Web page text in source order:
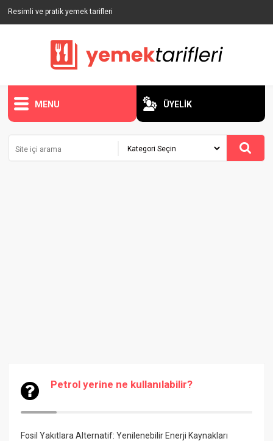
Resimli ve pratik yemek tarifleri
MENU ÜYELİK
Petrol yerine ne kullanılabilir?
Fosil Yakıtlara Alternatif: Yenilenebilir Enerji Kaynakları